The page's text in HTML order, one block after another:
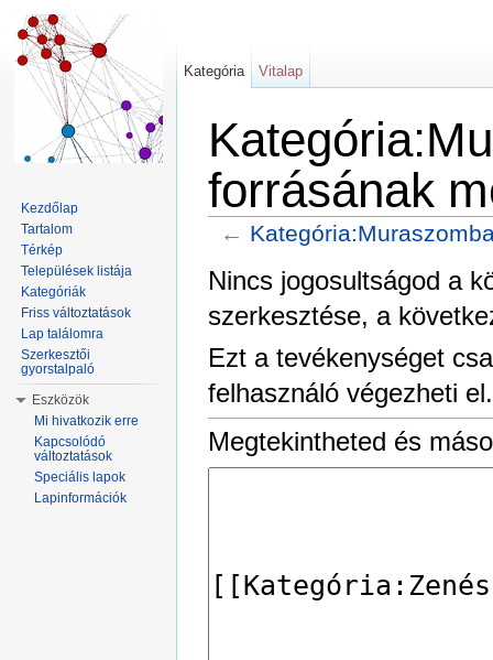
forrásának
←
Nincs jogosultságod a
szerkesztése, a
Ezt a tevékenységet
felhasználó végezheti el.
Megtekintheted és
Kategória Vitalap
Kezdőlap
Tartalom
Térkép
Települések listája
Kategóriák
Friss változtatások
Lap találomra
Szerkesztői
gyorstalpaló
Eszközök
Mi hivatkozik erre
Kapcsolódó
változtatások
Speciális lapok
Lapinformációk